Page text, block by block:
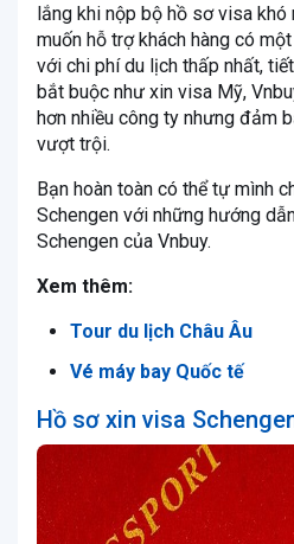
lắng khi nộp bộ hồ sơ visa khó
muốn hỗ trợ khách hàng có
với chi phí du lịch thấp nhất,
bắt buộc như xin visa Mỹ,
hơn nhiều công ty nhưng đảm
vượt trội.
Bạn hoàn toàn có thể tự mình
Schengen với những hướng
Schengen của Vnbuy.
Xem thêm:
Tour du lịch Châu Âu
Vé máy bay Quốc tế
Hồ sơ xin visa